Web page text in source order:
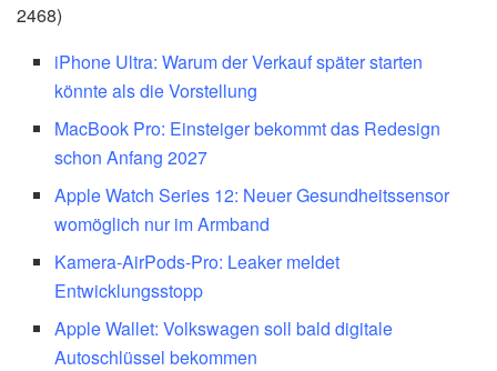
2468)
iPhone Ultra: Warum der Verkauf später starten
könnte als die Vorstellung
MacBook Pro: Einsteiger bekommt das Redesign
schon Anfang 2027
Apple Watch Series 12: Neuer Gesundheitssensor
womöglich nur im Armband
Kamera-AirPods-Pro: Leaker meldet
Entwicklungsstopp
Apple Wallet: Volkswagen soll bald digitale
Autoschlüssel bekommen